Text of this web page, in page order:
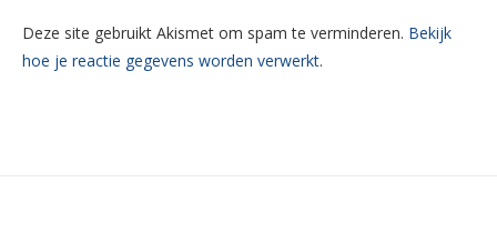
Deze site gebruikt Akismet om spam te verminderen. Bekijk
hoe je reactie gegevens worden verwerkt.